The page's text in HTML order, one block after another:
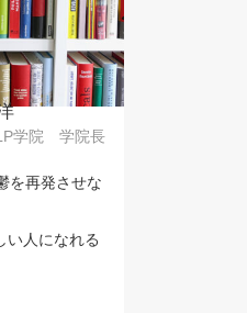
学院 学院長
を再発させな
い人になれる